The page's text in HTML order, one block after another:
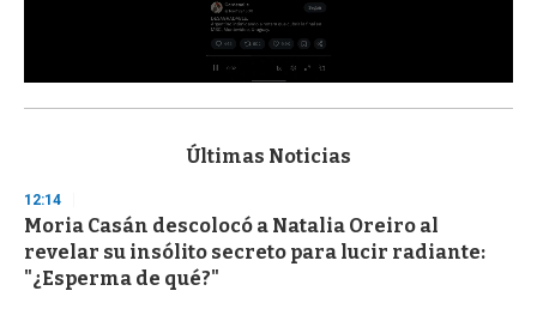
s
d
s
o
f
Últimas Noticias
12:14
Moria Casán descolocó a Natalia Oreiro al
revelar su insólito secreto para lucir radiante:
"¿Esperma de qué?"